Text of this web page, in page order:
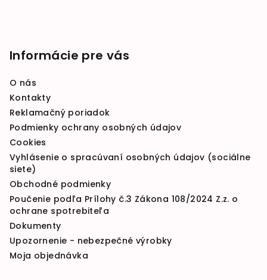
Informácie pre vás
O nás
Kontakty
Reklamačný poriadok
Podmienky ochrany osobných údajov
Cookies
Vyhlásenie o spracúvaní osobných údajov (sociálne
siete)
Obchodné podmienky
Poučenie podľa Prílohy č.3 Zákona 108/2024 Z.z. o
ochrane spotrebiteľa
Dokumenty
Upozornenie - nebezpečné výrobky
Moja objednávka